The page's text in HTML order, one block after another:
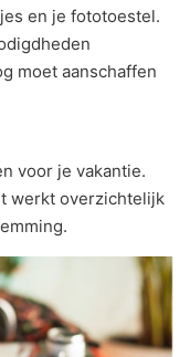
en je fototoestel.
moet aanschaffen
voor je vakantie.
werkt overzichtelijk